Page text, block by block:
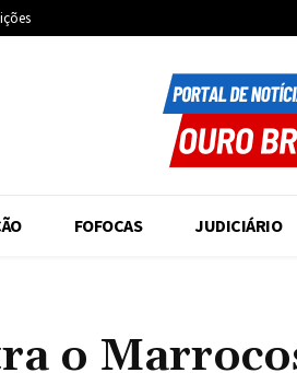
FOFOCAS JUDICIÁRIO
o